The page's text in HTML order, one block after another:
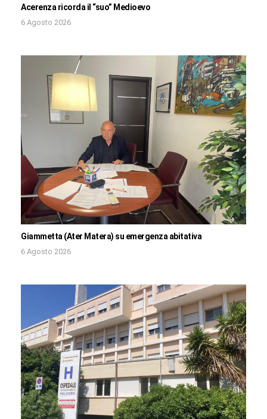
Acerenza ricorda il “suo” Medioevo
6 Agosto 2026
Giammetta (Ater Matera) su emergenza abitativa
6 Agosto 2026